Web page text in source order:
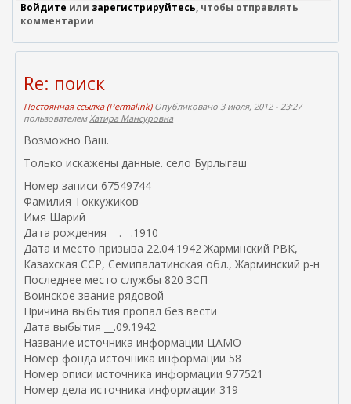
Войдите или зарегистрируйтесь, чтобы отправлять
комментарии
Re: поиск
Постоянная ссылка (Permalink)Опубликовано 3 июля, 2012 - 23:27
пользователемХатира Мансуровна
Возможно Ваш.
Только искажены данные. село Бурлыгаш
Номер записи 67549744
Фамилия Токкужиков
Имя Шарий
Дата рождения __.__.1910
Дата и место призыва 22.04.1942 Жарминский РВК,
Казахская ССР, Семипалатинская обл., Жарминский р-н
Последнее место службы 820 ЗСП
Воинское звание рядовой
Причина выбытия пропал без вести
Дата выбытия __.09.1942
Название источника информации ЦАМО
Номер фонда источника информации 58
Номер описи источника информации 977521
Номер дела источника информации 319